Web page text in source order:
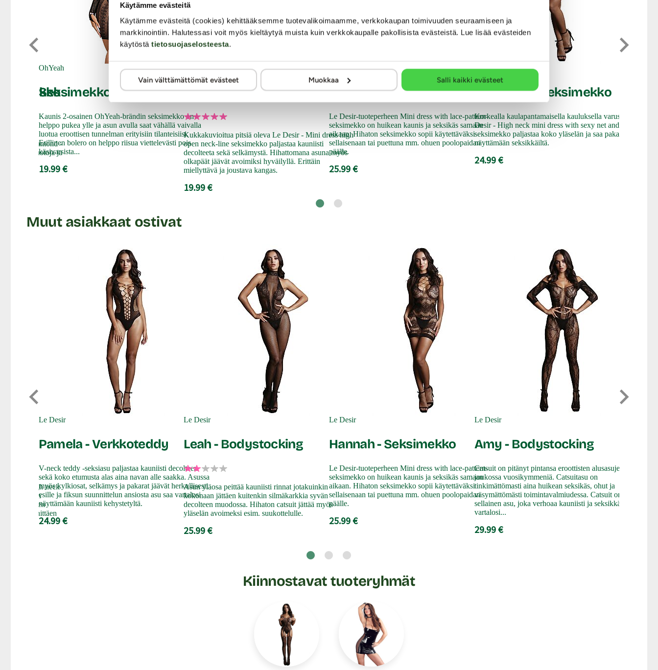
Käytämme evästeitä
Käytämme evästeitä (cookies) kehittääksemme tuotevalikoimaamme, verkkokaupan toimivuuden seuraamiseen ja
markkinointiin. Halutessasi voit myös kieltäytyä muista kuin verkkokaupalle pakollisista evästeistä. Lue lisää evästeiden
käytöstä tietosuojaselosteesta.
Vain välttämättömät evästeet Muokkaa Salli kaikki evästeet
Sexy Diamond -
vartalon muotoja ja
OhYeah
Seksimekko
Kaunis 2-osainen OhYeah-brändin seksimekko on
helppo pukea ylle ja asun avulla saat vähällä vaivalla
luotua eroottisen tunnelman erityisiin tilanteisiisi.
Erillinen bolero on helppo riisua viettelevästi pois
käsivarsista...
19.99 €
Le Desir
Flora - Seksimekko
Kukkakuvioitua pitsiä oleva Le Desir - Mini dress high
open neck-line seksimekko paljastaa kauniisti
decolteeta sekä selkämystä. Hihattomana asuna myös
olkapäät jäävät avoimiksi hyväilyllä. Erittäin
miellyttävä ja joustava kangas.
19.99 €
Le Desir
Hannah - Seksimekko
Le Desir-tuoteperheen Mini dress with lace-pattern-
seksimekko on huikean kaunis ja seksikäs samaan
aikaan. Hihaton seksimekko sopii käytettäväksi
sellaisenaan tai puettuna mm. ohuen poolopaidan
päälle.
25.99 €
Le Desir
Marianne - Seksimekko
Korkealla kaulapantamaisella kauluksella varustettu Le
Desir - High neck mini dress with sexy net and lace-
seksimekko paljastaa koko yläselän ja saa pakarat
näyttämään seksikkäiltä.
24.99 €
Leg Avenue
Muut asiakkaat ostivat
Desir - High neck
kiinnittäen
Le Desir
Pamela - Verkkoteddy
V-neck teddy -seksiasu paljastaa kauniisti decolteen
sekä koko etumusta alas aina navan alle saakka. Asussa
myös kylkiosat, selkämys ja pakarat jäävät herkullisesti
esille ja fiksun suunnittelun ansiosta asu saa vartalosi
näyttämään kauniisti kehystetyltä.
24.99 €
Le Desir
Leah - Bodystocking
Asun yläosa peittää kauniisti rinnat jotakuinkin
kokonaan jättäen kuitenkin silmäkarkkia syvän
decolteen muodossa. Hihaton catsuit jättää myös
yläselän avoimeksi esim. suukottelulle.
25.99 €
Le Desir
Hannah - Seksimekko
Le Desir-tuoteperheen Mini dress with lace-pattern-
seksimekko on huikean kaunis ja seksikäs samaan
aikaan. Hihaton seksimekko sopii käytettäväksi
sellaisenaan tai puettuna mm. ohuen poolopaidan
päälle.
25.99 €
Le Desir
Amy - Bodystocking
Catsuit on pitänyt pintansa eroottisten alusasujen
joukossa vuosikymmeniä. Catsuitasu on
tinkimättömasti aina huikean seksikäs, ohut ja
väsymättömästi toimintavalmiudessa. Catsuit on
sellainen asu, joka verhoaa kauniisti ja seksikkäästi
vartalosi...
29.99 €
Le Desir
Kiinnostavat tuoteryhmät